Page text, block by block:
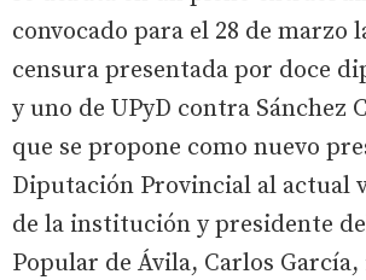
convocado para el 28 de marzo
censura presentada por doce
y uno de UPyD contra Sánchez
que se propone como nuevo
Diputación Provincial al actual
de la institución y presidente
Popular de Ávila, Carlos